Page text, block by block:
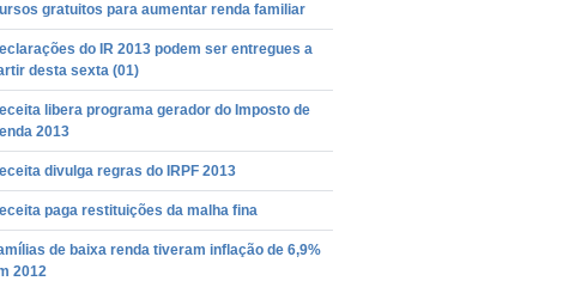
gratuitos para aumentar renda familiar
do IR 2013 podem ser entregues a
desta sexta (01)
libera programa gerador do Imposto de
2013
divulga regras do IRPF 2013
paga restituições da malha fina
de baixa renda tiveram inflação de 6,9%
2012